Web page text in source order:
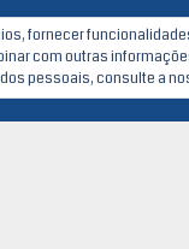
HOME OLX
fornecer
com outras
pessoais, consulte a